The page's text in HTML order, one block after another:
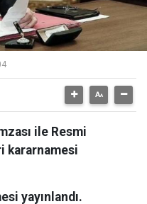
ile Resmi
kararnamesi
yayınlandı.